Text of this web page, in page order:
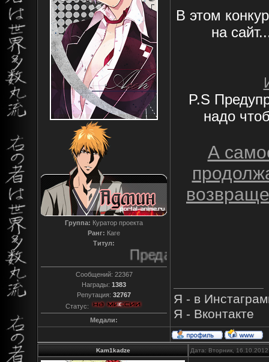
Группа: Куратор проекта
Ранг: Каге
Титул:
Преданный
Сообщений: 22367
Награды: 1383
Репутация: 32767
Статус:
Медали:
В этом
на
P.S
надо
А
Я - в
Я - Вконтакте
Kam1kadze Дата: Вторник,